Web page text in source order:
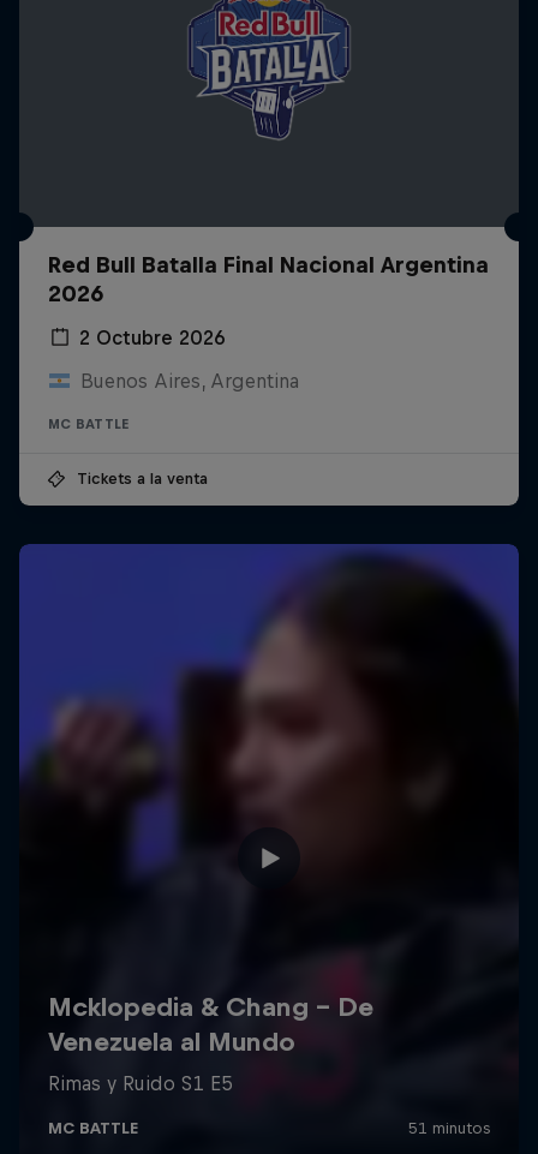
Red Bull Batalla Final Nacional Argentina
2026
2 Octubre 2026
Buenos Aires, Argentina
MC BATTLE
Tickets a la venta